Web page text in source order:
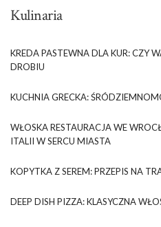
Kulinaria
KREDA PASTEWNA DLA KUR: CZY
DROBIU
KUCHNIA GRECKA:
WŁOSKA RESTAURACJA WE
ITALII W SERCU MIASTA
KOPYTKA Z SEREM: PRZEPIS NA
DEEP DISH PIZZA: KLASYCZNA